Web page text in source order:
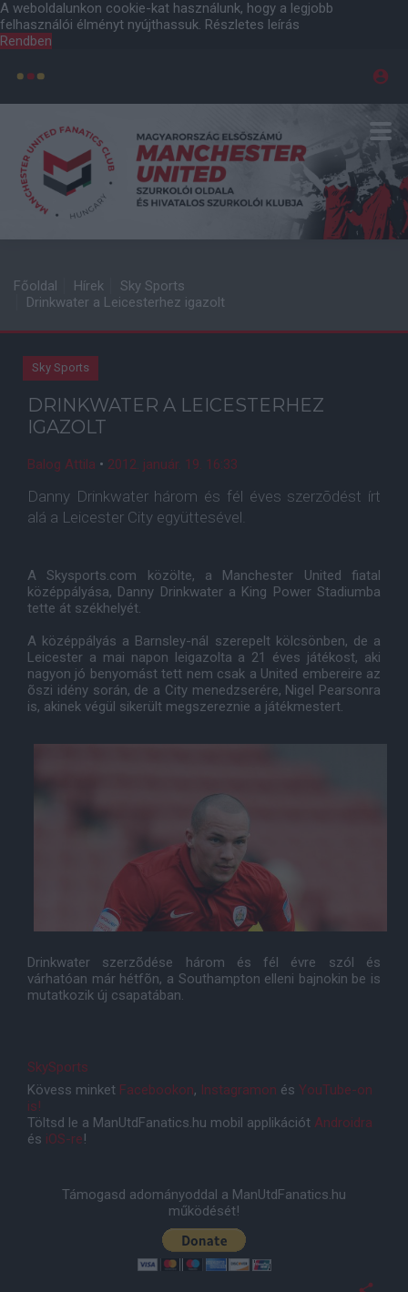
A weboldalunkon cookie-kat használunk, hogy a legjobb
felhasználói élményt nyújthassuk. Részletes leírás
Rendben
Főoldal Hírek
Sky Sports
Drinkwater a Leicesterhez igazolt
Sky Sports
DRINKWATER A LEICESTERHEZ
IGAZOLT
Balog Attila • 2012. január. 19. 16:33
Danny Drinkwater három és fél éves szerzõdést írt
alá a Leicester City együttesével.
A Skysports.com közölte, a Manchester United fiatal
középpályása, Danny Drinkwater a King Power Stadiumba
tette át székhelyét.
A középpályás a Barnsley-nál szerepelt kölcsönben, de a
Leicester a mai napon leigazolta a 21 éves játékost, aki
nagyon jó benyomást tett nem csak a United embereire az
õszi idény során, de a City menedzserére, Nigel Pearsonra
is, akinek végül sikerült megszereznie a játékmestert.
Drinkwater szerzõdése három és fél évre szól és
várhatóan már hétfõn, a Southampton elleni bajnokin be is
mutatkozik új csapatában.
SkySports
Kövess minket Facebookon, Instagramon és YouTube-on
is!
Töltsd le a ManUtdFanatics.hu mobil applikációt Androidra
és iOS-re!
Támogasd adományoddal a ManUtdFanatics.hu
működését!